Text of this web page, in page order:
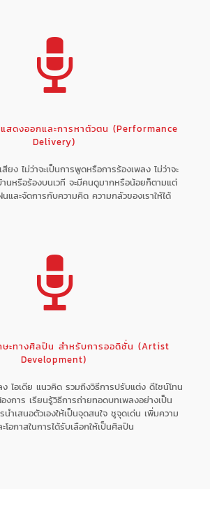
แสดงออกและการหาตัวตน (Performance
Delivery)
สียง ไม่ว่าจะเป็นการพูดหรือการร้องเพลง ไม่ว่าจะ
นหรือร้องบนเวที จะมีคนดูมากหรือน้อยก็ตามแต่
นและจัดการกับความคิด ความกลัวของเราให้ได้
ะทางศิลปิน สำหรับการออดิชั่น (Artist
Development)
ไอเดีย แนวคิด รวมถึงวิธีการปรับแต่ง ดีไซน์โทน
งการ เรียนรู้วิธีการถ่ายทอดบทเพลงอย่างเป็น
ำเสนอตัวเองให้เป็นจุดสนใจ ชูจุดเด่น เพิ่มความ
โอกาสในการได้รับเลือกให้เป็นศิลปิน